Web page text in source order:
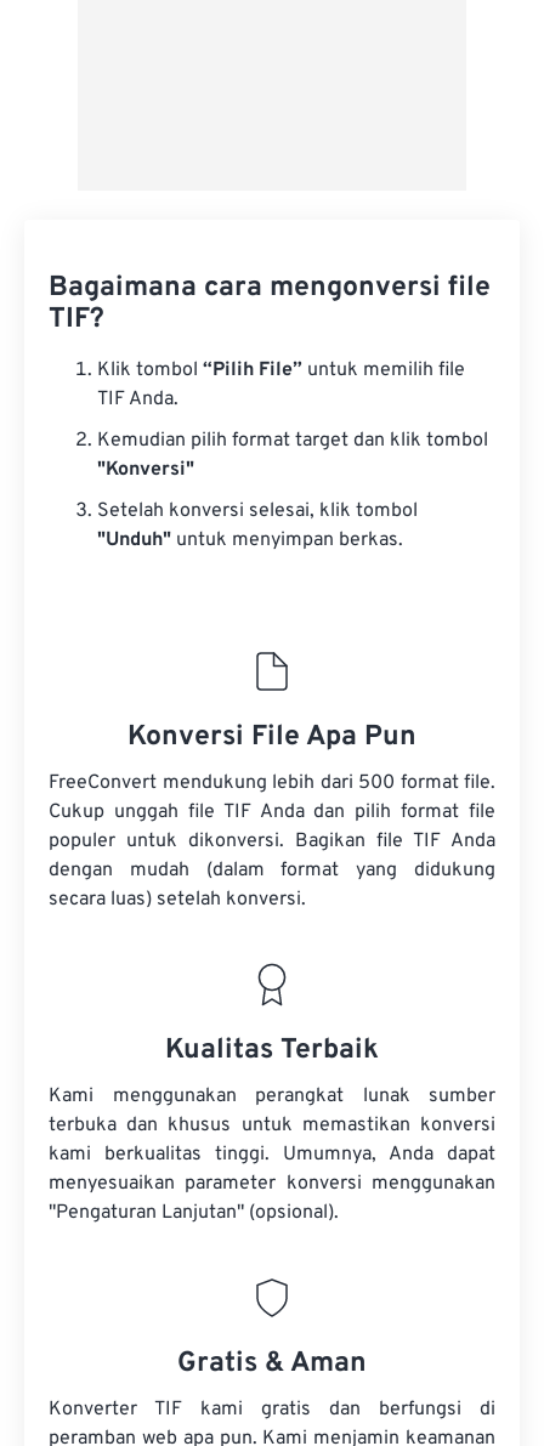
Bagaimana cara mengonversi file
TIF?
Klik tombol “Pilih File” untuk memilih file
TIF Anda.
Kemudian pilih format target dan klik tombol
"Konversi"
Setelah konversi selesai, klik tombol
"Unduh" untuk menyimpan berkas.
Konversi File Apa Pun
FreeConvert mendukung lebih dari 500 format file.
Cukup unggah file TIF Anda dan pilih format file
populer untuk dikonversi. Bagikan file TIF Anda
dengan mudah (dalam format yang didukung
secara luas) setelah konversi.
Kualitas Terbaik
Kami menggunakan perangkat lunak sumber
terbuka dan khusus untuk memastikan konversi
kami berkualitas tinggi. Umumnya, Anda dapat
menyesuaikan parameter konversi menggunakan
"Pengaturan Lanjutan" (opsional).
Gratis & Aman
Konverter TIF kami gratis dan berfungsi di
peramban web apa pun. Kami menjamin keamanan